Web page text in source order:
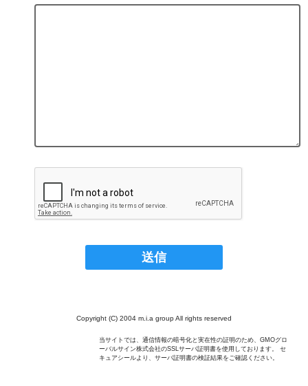
Copyright (C) 2004 m.i.a group All rights reserved
当サイトでは、通信情報の暗号化と実在性の証明のため、GMOグロ
ーバルサイン株式会社のSSLサーバ証明書を使用しております。 セ
キュアシールより、サーバ証明書の検証結果をご確認ください。